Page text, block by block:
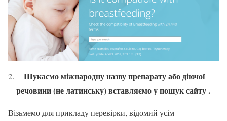
Шукаємо міжнародну назву препарату або діючої
речовини (не латинську) вставляємо у пошук сайту .
Візьмемо для прикладу перевірки, відомий усім